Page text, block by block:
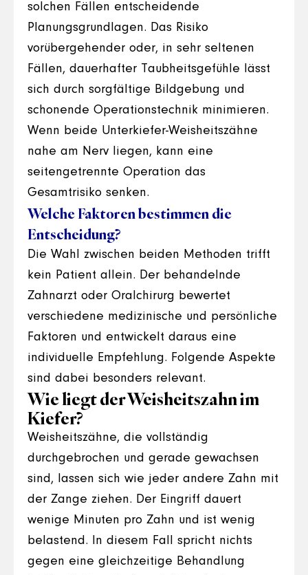
solchen Fällen entscheidende
Planungsgrundlagen. Das Risiko
vorübergehender oder, in sehr seltenen
Fällen, dauerhafter Taubheitsgefühle lässt
sich durch sorgfältige Bildgebung und
schonende Operationstechnik minimieren.
Wenn beide Unterkiefer-Weisheitszähne
nahe am Nerv liegen, kann eine
seitengetrennte Operation das
Gesamtrisiko senken.
Welche Faktoren bestimmen die
Entscheidung?
Die Wahl zwischen beiden Methoden trifft
kein Patient allein. Der behandelnde
Zahnarzt oder Oralchirurg bewertet
verschiedene medizinische und persönliche
Faktoren und entwickelt daraus eine
individuelle Empfehlung. Folgende Aspekte
sind dabei besonders relevant.
Wie liegt der Weisheitszahn im
Kiefer?
Weisheitszähne, die vollständig
durchgebrochen und gerade gewachsen
sind, lassen sich wie jeder andere Zahn mit
der Zange ziehen. Der Eingriff dauert
wenige Minuten pro Zahn und ist wenig
belastend. In diesem Fall spricht nichts
gegen eine gleichzeitige Behandlung